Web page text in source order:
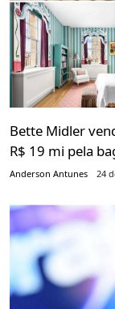
Bette Midler
R$ 19 mi pela
Anderson Antunes 24